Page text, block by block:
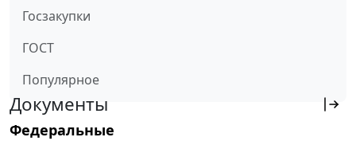
Госзакупки
ГОСТ
Популярное
Документы
Федеральные